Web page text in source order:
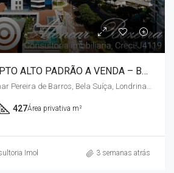
EDIFICIO WAVE APTO ALTO PADRÃO A VENDA – BELA SUIÇA / ZONA SUL
Avenida Doutor Adhemar Pereira de Barros, Bela Suíça, Londrina, Paraná, Região Sul, 86047-260, Brasil
427Área privativa m²
Imobiliária 3 semanas atrás